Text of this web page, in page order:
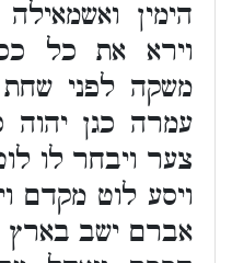
הימין
וירא את כל
משקה לפני
עמרה כגן
צער ויבחר לו
ויסע לוט מקדם
אברם ישב בארץ